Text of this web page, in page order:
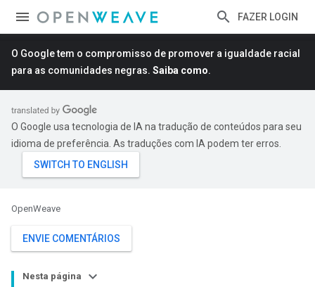
FAZER LOGIN
O Google tem o compromisso de promover a igualdade racial
para as comunidades negras. Saiba como.
O Google usa tecnologia de IA na tradução de conteúdos para seu
idioma de preferência. As traduções com IA podem ter erros.
OpenWeave
ENVIE COMENTÁRIOS
Nesta página